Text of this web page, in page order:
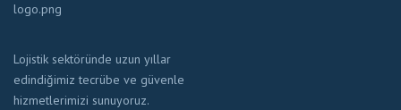
Lojistik sektöründe uzun yıllar
edindiğimiz tecrübe ve güvenle
hizmetlerimizi sunuyoruz.